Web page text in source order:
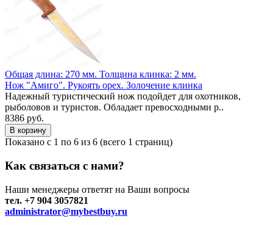
Общая длина: 270 мм. Толщина клинка: 2 мм.
Нож "Амиго". Рукоять орех. Золочение клинка
Надежный туристический нож подойдет для охотников,
рыболовов и туристов. Обладает превосходными р..
8386 руб.
Показано с 1 по 6 из 6 (всего 1 страниц)
Как связаться с нами?
Наши менеджеры ответят на Ваши вопросы
тел. +7 904 3057821
administrator@mybestbuy.ru